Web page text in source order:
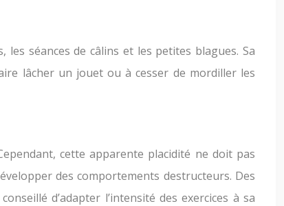
séances de câlins et les petites blagues. Sa
lâcher un jouet ou à cesser de mordiller les
cette apparente placidité ne doit pas
des comportements destructeurs. Des
d’adapter l’intensité des exercices à sa